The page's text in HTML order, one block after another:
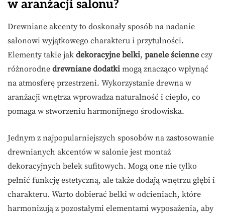
w aranżacji salonu?
Drewniane akcenty to doskonały sposób na nadanie
salonowi wyjątkowego charakteru i przytulności.
Elementy takie jak dekoracyjne belki, panele ścienne czy
różnorodne drewniane dodatki mogą znacząco wpłynąć
na atmosferę przestrzeni. Wykorzystanie drewna w
aranżacji wnętrza wprowadza naturalność i ciepło, co
pomaga w stworzeniu harmonijnego środowiska.
Jednym z najpopularniejszych sposobów na zastosowanie
drewnianych akcentów w salonie jest montaż
dekoracyjnych belek sufitowych. Mogą one nie tylko
pełnić funkcję estetyczną, ale także dodają wnętrzu głębi i
charakteru. Warto dobierać belki w odcieniach, które
harmonizują z pozostałymi elementami wyposażenia, aby